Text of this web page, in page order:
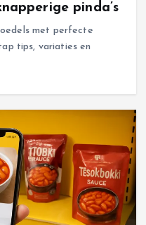
pinda’s
met perfecte
tips, variaties en